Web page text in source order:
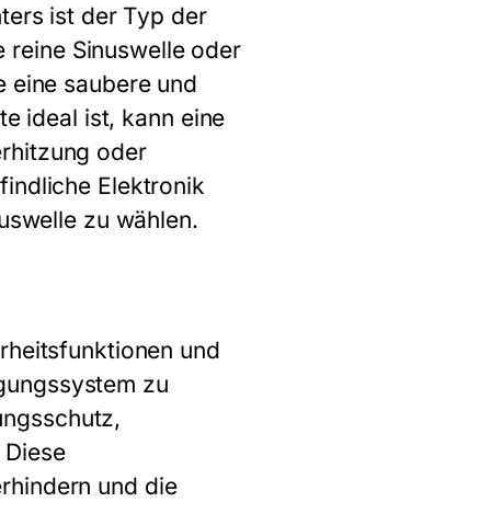
ist der Typ der
reine Sinuswelle oder
eine saubere und
ideal ist, kann eine
oder
Elektronik
zu wählen.
und
zu
und die